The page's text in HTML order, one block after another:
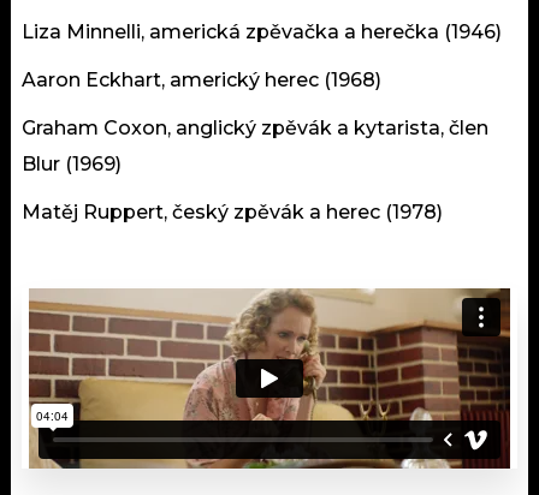
Liza Minnelli, americká zpěvačka a herečka (1946)
Aaron Eckhart, americký herec (1968)
Graham Coxon, anglický zpěvák a kytarista, člen
Blur (1969)
Matěj Ruppert, český zpěvák a herec (1978)